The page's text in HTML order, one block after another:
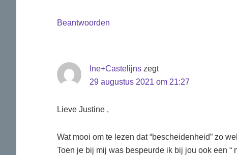
Beantwoorden
Ine+Castelijns zegt
29 augustus 2021 om 21:27
Lieve Justine ,
Wat mooi om te lezen dat “bescheidenheid” zo
Toen je bij mij was bespeurde ik bij jou ook een